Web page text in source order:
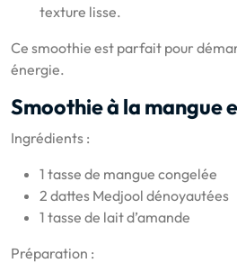
texture lisse.
Ce smoothie est parfait pour
énergie.
Smoothie à la mangue
Ingrédients :
1 tasse de mangue congelée
2 dattes Medjool dénoyautées
1 tasse de lait d’amande
Préparation :